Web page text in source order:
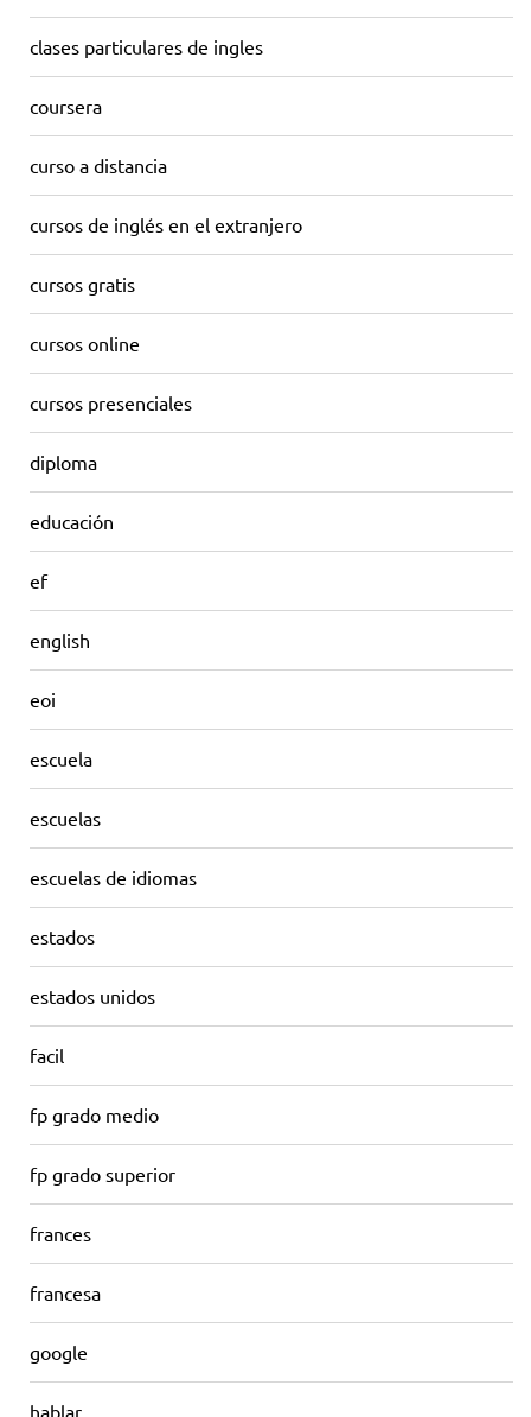
clases particulares de ingles
coursera
curso a distancia
cursos de inglés en el extranjero
cursos gratis
cursos online
cursos presenciales
diploma
educación
ef
english
eoi
escuela
escuelas
escuelas de idiomas
estados
estados unidos
facil
fp grado medio
fp grado superior
frances
francesa
google
hablar